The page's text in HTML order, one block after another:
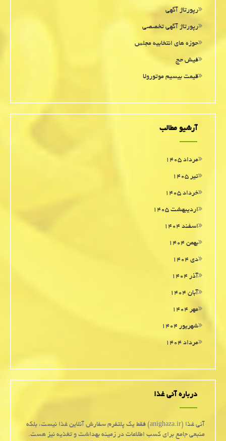
رپورتاژ آگهی
رپورتاژ آگهی تخصصی
حوزه های انتخابیه مجلس
فیش حج
قیمت بیسیم موتورولا
آرشیو مطالب
مرداد ۱۴۰۵
تیر ۱۴۰۵
خرداد ۱۴۰۵
اردیبهشت ۱۴۰۵
اسفند ۱۴۰۴
بهمن ۱۴۰۴
دی ۱۴۰۴
آذر ۱۴۰۴
آبان ۱۴۰۴
مهر ۱۴۰۴
شهریور ۱۴۰۴
مرداد ۱۴۰۴
درباره آنی غذا
آنی غذا (anighaza.ir) فقط یک پلتفرم سفارش آنلاین غذا نیست، بلکه
منبعی جامع برای کسب اطلاعات در زمینه بهداشت و تغذیه نیز هست.